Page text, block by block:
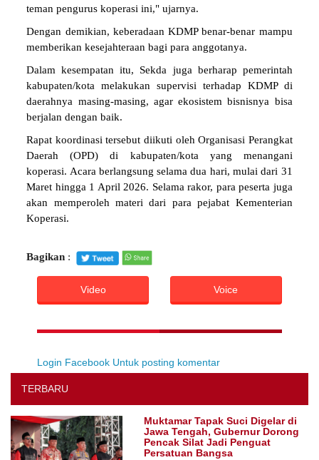
teman pengurus koperasi ini," ujarnya.
Dengan demikian, keberadaan KDMP benar-benar mampu
memberikan kesejahteraan bagi para anggotanya.
Dalam kesempatan itu, Sekda juga berharap pemerintah
kabupaten/kota melakukan supervisi terhadap KDMP di
daerahnya masing-masing, agar ekosistem bisnisnya bisa
berjalan dengan baik.
Rapat koordinasi tersebut diikuti oleh Organisasi Perangkat
Daerah (OPD) di kabupaten/kota yang menangani
koperasi. Acara berlangsung selama dua hari, mulai dari 31
Maret hingga 1 April 2026. Selama rakor, para peserta juga
akan memperoleh materi dari para pejabat Kementerian
Koperasi.
Bagikan :
Video Voice
Login Facebook Untuk posting komentar
TERBARU
Muktamar Tapak Suci Digelar di
Jawa Tengah, Gubernur Dorong
Pencak Silat Jadi Penguat
Persatuan Bangsa